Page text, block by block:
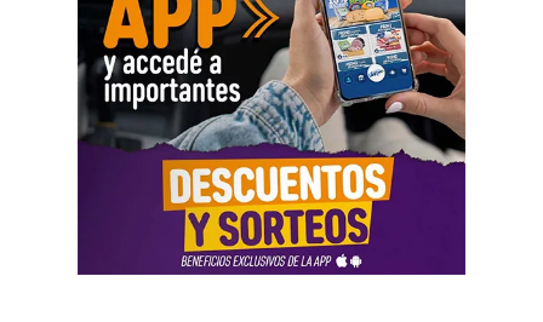
sindicatos, Biró sostuvo que «el Estado me ha iniciado
una persecución mediática, gremial, jurídica y personal
por ser el secretario general de la Asociación de Pilotos.
Se trata de una campaña abierta y pública de difamación
llevada adelante por funcionarios del gobierno, utilizando
la aplicación Mi Argentina o las carteleras de las
estaciones terminales. Usaron todos los recursos del
Estado. Me imputaron delitos penales, me hicieron saber
que perseguían a mi familia, a mi mujer y a mis hijas, y
tuve que presentar un habeas corpus preventivo».